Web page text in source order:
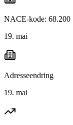
NACE-kode:
19. mai
Adresseendring
19. mai